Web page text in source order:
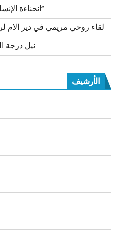
“انحناءة
لقاء روحي مريمي في دير الام
نيل درجة
الأرشيف